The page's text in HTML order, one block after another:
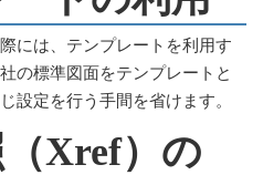
には、テンプレートを利用す
の標準図面をテンプレートと
設定を行う手間を省けます。
Xref）の